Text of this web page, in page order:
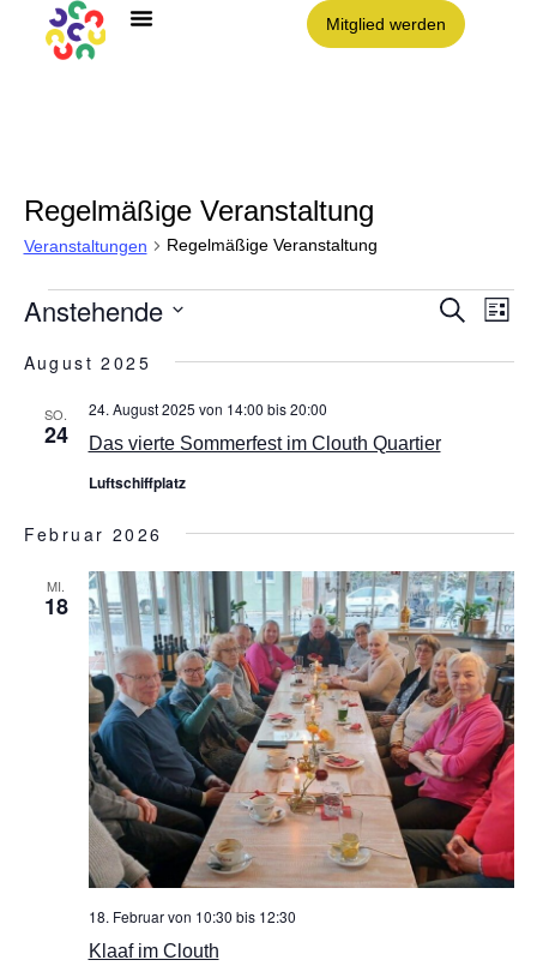
Mitglied werden
Regelmäßige Veranstaltung
Veranstaltungen Regelmäßige Veranstaltung
Suche
Liste
Anstehende
wählen.
August 2025
SO.
24 Das vierte Sommerfest im Clouth Quartier
24. August 2025 von 14:00 bis20:00
Luftschiffplatz
Februar 2026
MI.
18
Klaaf im Clouth
18. Februar von 10:30 bis 12:30